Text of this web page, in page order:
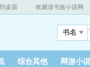
桌面 收藏读书族小说网
书名
综合其他 网游小说